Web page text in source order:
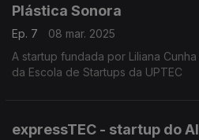
Plástica Sonora
Ep. 7
08 mar. 2025
A startup fundada por Liliana
da Escola de Startups da UPTEC
expressTEC - startup do